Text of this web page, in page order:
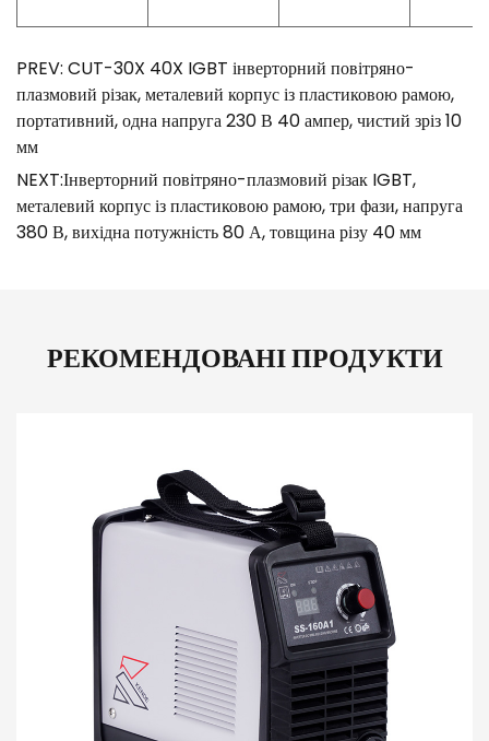
PREV: CUT-30X 40X IGBT інверторний повітряно-
плазмовий різак, металевий корпус із пластиковою рамою,
портативний, одна напруга 230 В 40 ампер, чистий зріз 10
мм
NEXT:Інверторний повітряно-плазмовий різак IGBT,
металевий корпус із пластиковою рамою, три фази, напруга
380 В, вихідна потужність 80 А, товщина різу 40 мм
РЕКОМЕНДОВАНІ ПРОДУКТИ